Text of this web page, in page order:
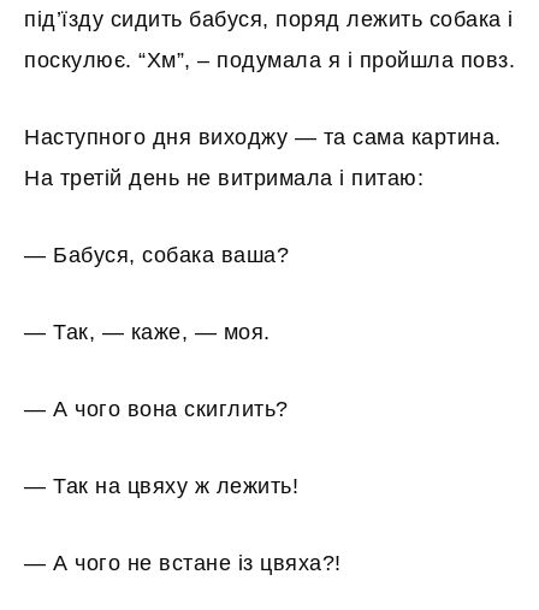
під’їзду сидить бабуся, поряд лежить собака і
поскулює. “Хм”, – подумала я і пройшла повз.
Наступного дня виходжу — та сама картина.
На третій день не витримала і питаю:
— Бабуся, собака ваша?
— Так, — каже, — моя.
— А чого вона скиглить?
— Так на цвяху ж лежить!
— А чого не встане із цвяха?!